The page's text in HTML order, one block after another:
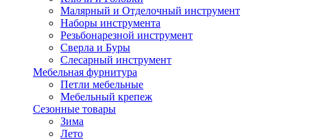
Малярный и Отделочный инструмент
Наборы инструмента
Резьбонарезной инструмент
Сверла и Буры
Слесарный инструмент
Мебельная фурнитура
Петли мебельные
Мебельный крепеж
Сезонные товары
Зима
Лето